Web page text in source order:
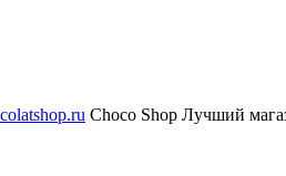
Choco Shop Лучший